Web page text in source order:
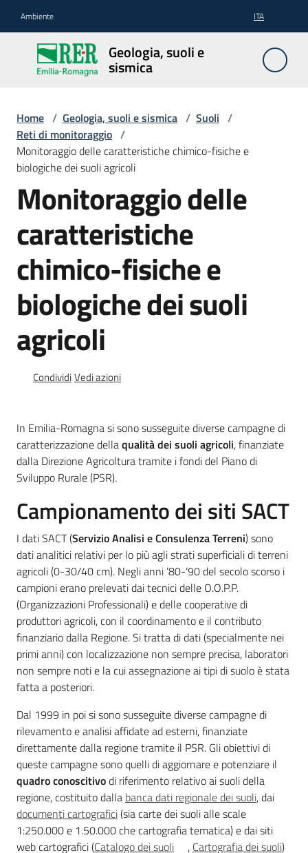
Ambiente ITA
Geologia, suoli e
sismica
Geologia,
suoli e
sismica
Geologia
Suoli
Sismica
Cartografia
banche
dati
Seguici
su
Ambiente
Argomenti
Novità
Servizi
Leggi Atti Bandi
Home / Geologia, suoli e sismica / Suoli /
Reti di monitoraggio /
Monitoraggio delle caratteristiche chimico-fisiche e
biologiche dei suoli agricoli
Monitoraggio delle
caratteristiche
chimico-fisiche e
biologiche dei suoli
agricoli
CondividiVedi azioni
In Emilia-Romagna si sono susseguite diverse campagne di
caratterizzazione dellaqualità dei suoli agricoli, finanziate
dalla Direzione Agricoltura tramite i fondi del Piano di
Sviluppo Rurale (PSR).
Campionamento dei siti SACT
I dati SACT (Servizio Analisi e Consulenza Terreni) sono
dati analitici relativi per lo più agli strati superficiali di terreni
agricoli (0-30/40 cm). Negli anni ’80-‘90 del secolo scorso i
campioni erano prelevati dai tecnici delle O.O.P.P.
(Organizzazioni Professionali) e delle cooperative di
produttori agricoli, con il coordinamento e il contributo
finanziario dalla Regione. Si tratta di dati (specialmente nei
primi anni) con localizzazione non sempre precisa, laboratori
non sempre noti e la cui assegnazione ai tipi di suolo è stata
fatta a posteriori.
Dal 1999 in poi si sono susseguite diverse campagne di
rilevamento e analisi affidate ad esterni, finanziate
direttamente dalla regione tramite il PSR. Gli obiettivi di
queste campagne sono quelli di aggiornare e potenziare il
quadro conoscitivodi riferimento relativo ai suoli della
regione, costituito dalla banca dati regionale dei suoli, dai
documenti cartografici(sia carte dei suoli alle scale
1:250.000 e 1.50.000 che cartografia tematica) e dai siti
web cartografici (Catalogo dei suoli , Cartografia dei suoli)